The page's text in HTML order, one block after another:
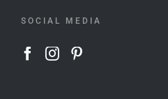
SOCIAL MEDIA